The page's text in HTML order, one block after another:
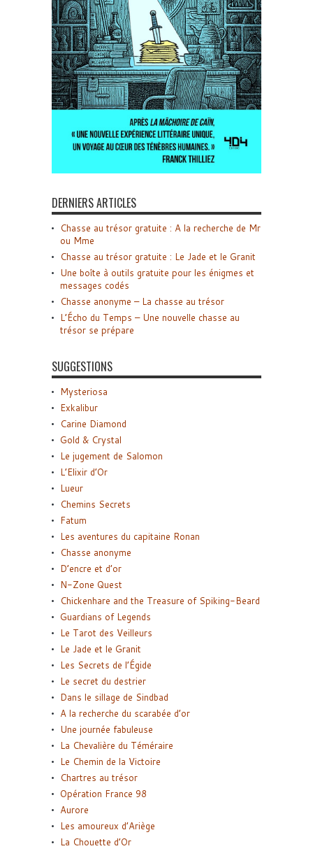
DERNIERS ARTICLES
Chasse au trésor gratuite : A la recherche de Mr
ou Mme
Chasse au trésor gratuite : Le Jade et le Granit
Une boîte à outils gratuite pour les énigmes et
messages codés
Chasse anonyme – La chasse au trésor
L’Écho du Temps – Une nouvelle chasse au
trésor se prépare
SUGGESTIONS
Mysteriosa
Exkalibur
Carine Diamond
Gold & Crystal
Le jugement de Salomon
L’Elixir d’Or
Lueur
Chemins Secrets
Fatum
Les aventures du capitaine Ronan
Chasse anonyme
D’encre et d’or
N-Zone Quest
Chickenhare and the Treasure of Spiking-Beard
Guardians of Legends
Le Tarot des Veilleurs
Le Jade et le Granit
Les Secrets de l’Égide
Le secret du destrier
Dans le sillage de Sindbad
A la recherche du scarabée d’or
Une journée fabuleuse
La Chevalière du Téméraire
Le Chemin de la Victoire
Chartres au trésor
Opération France 98
Aurore
Les amoureux d’Ariège
La Chouette d’Or